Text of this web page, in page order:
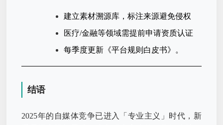
建立素材溯源库，标注来源避免侵权
医疗/金融等领域需提前申请资质认证
每季度更新《平台规则白皮书》。
结语
2025年的自媒体竞争已进入「专业主义」时代，新